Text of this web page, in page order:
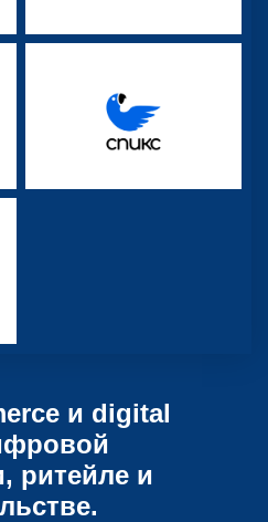
и digital
ритейле и